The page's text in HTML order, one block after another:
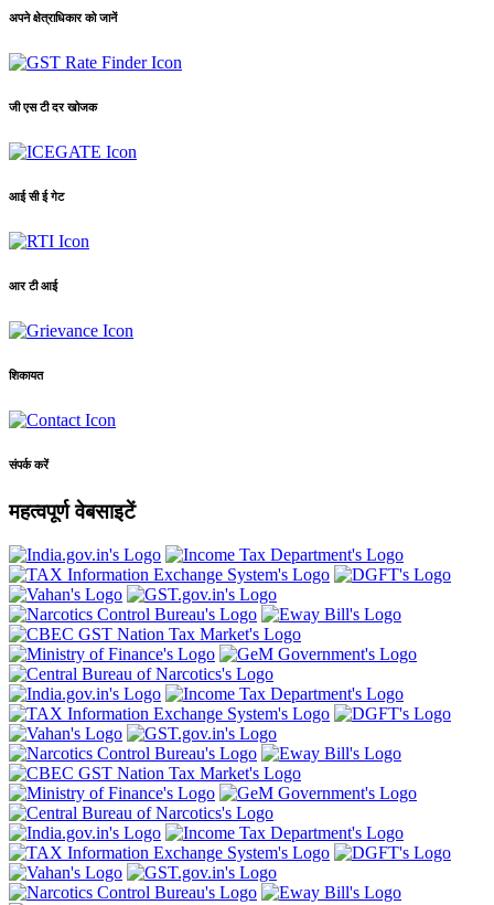
अपने क्षेत्राधिकार को जानें
जी एस टी दर खोजक
आई सी ई गेट
आर टी आई
शिकायत
संपर्क करें
महत्वपूर्ण वेबसाइटें